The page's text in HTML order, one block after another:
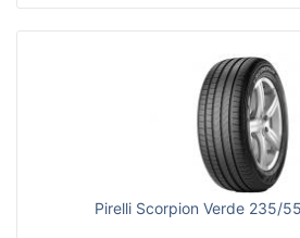
Pirelli Scorpion Verde 235/